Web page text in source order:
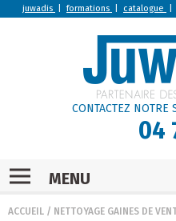
juwadis |formations catalogue
CONTACTEZ NOTRE
04
MENU
ACCUEIL / NETTOYAGE GAINES DE